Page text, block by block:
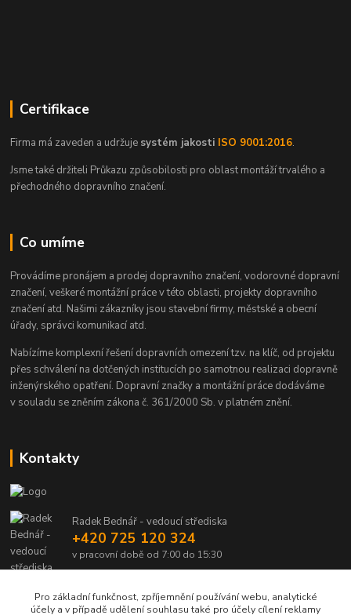
Certifikace
Firma má zaveden a udržuje systém jakosti ISO 9001:2016.
Jsme také držiteli Průkazu způsobilosti pro oblast montáží trvalého a
přechodného dopravního značení.
Co umíme
Provádíme pronájem a prodej dopravního značení, vodorovné dopravní
značení, veškeré montážní práce v této oblasti, projekty dopravního
značení atd. Našimi zákazníky jsou stavební firmy, městské a obecní
úřady, správci komunikací atd.
Nabízíme komplexní řešení dopravních omezení tzv. na klíč, od projektu
přes schválení na dotčených institucích po samotnou realizaci dopravně
inženýrského opatření. Dopravní značky a montážní práce dodáváme
v souladu se zněním zákona č. 361/2000 Sb. v platném znění.
Kontakty
Radek Bednář - vedoucí střediska
+420 725 120 324
v pracovní době od 7:00 do 15:30
Pro základní funkčnost, zpříjemnění používání webu, analytické
účely a v případě udělení souhlasu také pro účely cílení reklamy